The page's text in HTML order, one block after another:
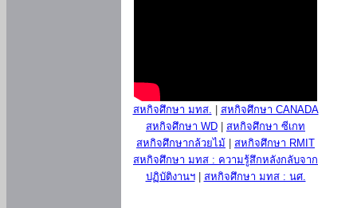
สหกิจศึกษา มทส.
สหกิจศึกษา CANADA
สหกิจศึกษา WD
สหกิจศึกษา ซีเกท
สหกิจศึกษากล้วยไม้
สหกิจศึกษา RMIT
สหกิจศึกษา มทส : ความรู้สึกหลังกลับจาก
ปฏิบัติงานฯ| สหกิจศึกษา มทส : นศ.